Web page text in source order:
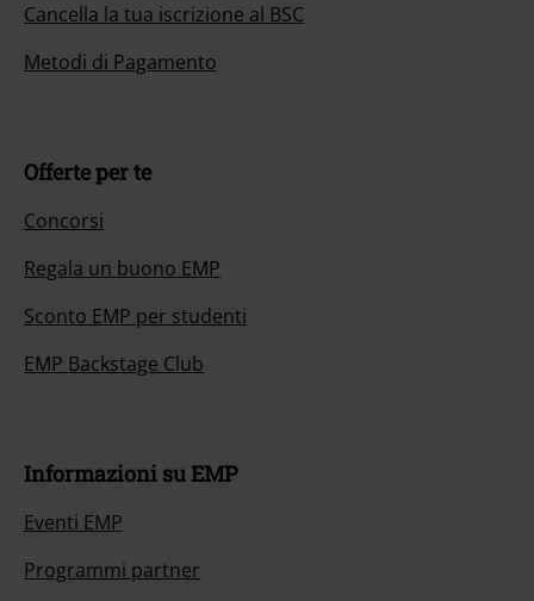
Cancella la tua iscrizione al BSC
Metodi di Pagamento
Offerte per te
Concorsi
Regala un buono EMP
Sconto EMP per studenti
EMP Backstage Club
Informazioni su EMP
Eventi EMP
Programmi partner